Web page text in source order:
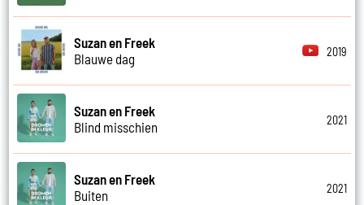
Suzan en Freek
Blauwe dag
2019
Suzan en Freek
Blind misschien
2021
Suzan en Freek
Buiten
2021